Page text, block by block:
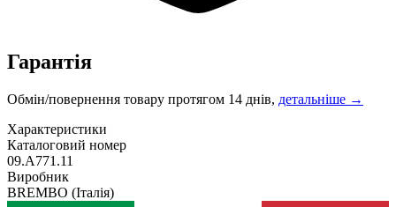
Гарантія
Обмін/повернення товару протягом 14 днів, детальніше →
Характеристики
Каталоговий номер
09.A771.11
Виробник
BREMBO (Італія)